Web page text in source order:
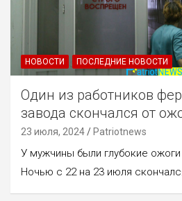
НОВОСТИ ПОСЛЕДНИЕ НОВОСТИ
Один из работников
завода скончался от
23 июля, 2024 Patriotnews
У мужчины были глубокие ожоги
Ночью с 22 на 23 июля